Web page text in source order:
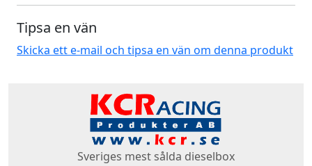
Tipsa en vän
Skicka ett e-mail och tipsa en vän om denna produkt
Sveriges mest sålda dieselbox